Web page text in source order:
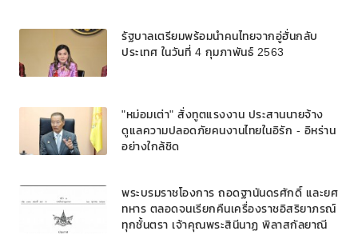
รัฐบาลเตรียมพร้อมนำคนไทยจากอู่ฮั่นกลับ
ประเทศ ในวันที่ 4 กุมภาพันธ์ 2563
"หม่อมเต่า" สั่งทูตแรงงาน ประสานนายจ้าง
ดูแลความปลอดภัยคนงานไทยในอิรัก - อิหร่าน
อย่างใกล้ชิด
พระบรมราชโองการ ถอดฐานันดรศักดิ์ และยศ
ทหาร ตลอดจนเรียกคืนเครื่องราชอิสริยาภรณ์
ทุกชั้นตรา เจ้าคุณพระสินีนาฏ พิลาสกัลยาณี